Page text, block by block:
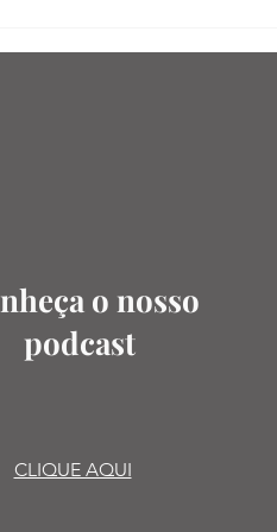
o nosso
podcast
CLIQUE AQUI